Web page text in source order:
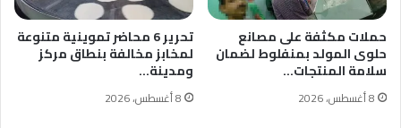
حملات مكثفة على مصانع
حلوى المولد بمنفلوط لضمان
سلامة المنتجات…
8 أغسطس، 2026
تحرير 6 محاضر تموينية متنوعة
لمخابز مخالفة بنطاق مركز
ومدينة…
8 أغسطس، 2026